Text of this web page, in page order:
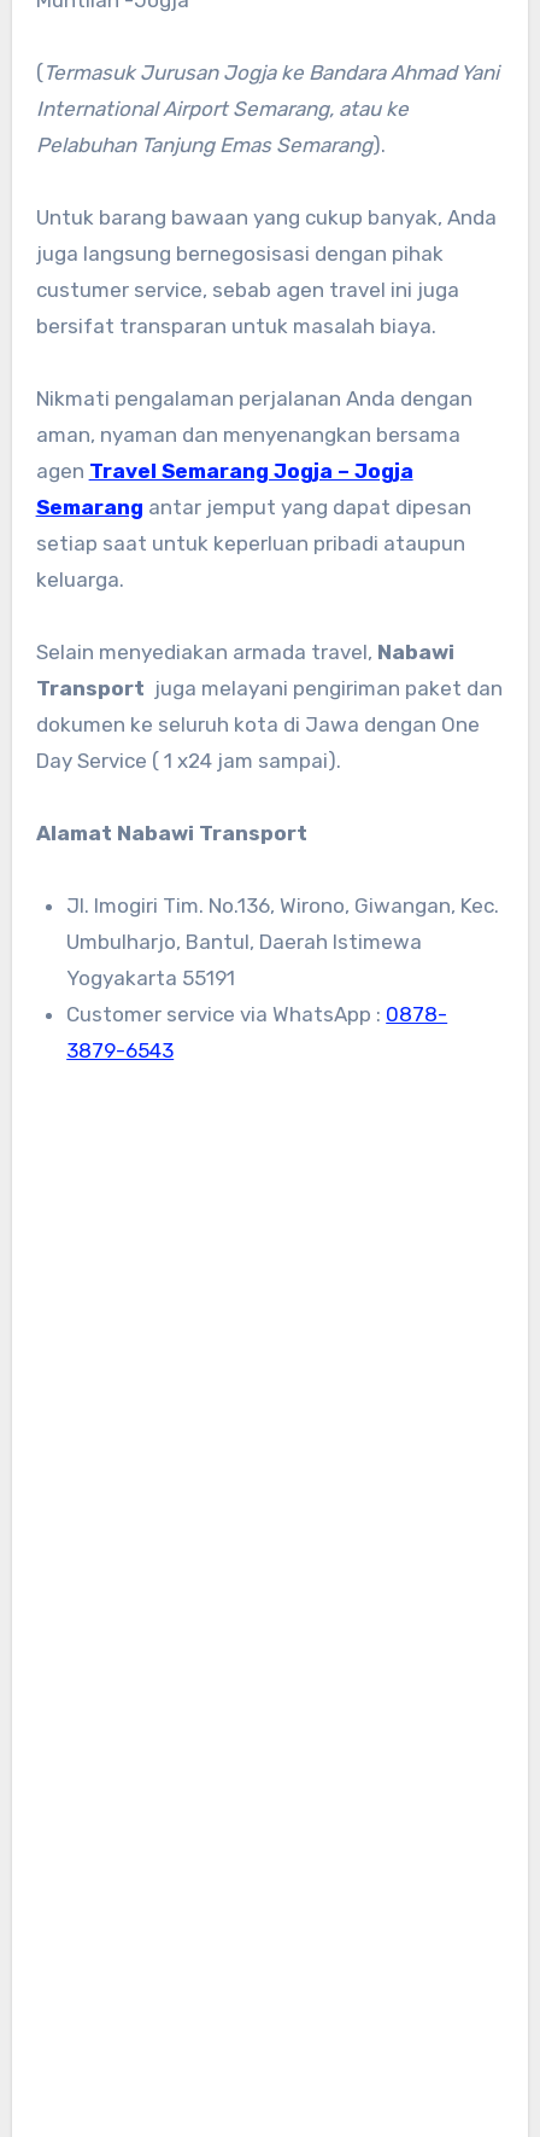
( Termasuk Jurusan Jogja ke Bandara Ahmad Yani
International Airport Semarang, atau ke
Pelabuhan Tanjung Emas Semarang).
Untuk barang bawaan yang cukup banyak, Anda
juga langsung bernegosisasi dengan pihak
custumer service, sebab agen travel ini juga
bersifat transparan untuk masalah biaya.
Nikmati pengalaman perjalanan Anda dengan
aman, nyaman dan menyenangkan bersama
agen Travel Semarang Jogja – Jogja
Semarang antar jemput yang dapat dipesan
setiap saat untuk keperluan pribadi ataupun
keluarga.
Selain menyediakan armada travel, Nabawi
Transport juga melayani pengiriman paket dan
dokumen ke seluruh kota di Jawa dengan One
Day Service ( 1 x24 jam sampai).
Alamat Nabawi Transport
Jl. Imogiri Tim. No.136, Wirono, Giwangan, Kec.
Umbulharjo, Bantul, Daerah Istimewa
Yogyakarta 55191
Customer service via WhatsApp : 0878-
3879-6543